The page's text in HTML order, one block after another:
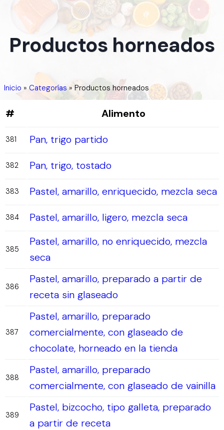
Productos horneados
Inicio » Categorías» Productos horneados
# Alimento
381 Pan, trigo partido
382 Pan, trigo, tostado
383 Pastel, amarillo, enriquecido, mezcla seca
384 Pastel, amarillo, ligero, mezcla seca
385
Pastel, amarillo, no enriquecido, mezcla
seca
386
Pastel, amarillo, preparado a partir de
receta sin glaseado
387
Pastel, amarillo, preparado
comercialmente, con glaseado de
chocolate, horneado en la tienda
388
Pastel, amarillo, preparado
comercialmente, con glaseado de vainilla
389
Pastel, bizcocho, tipo galleta, preparado
a partir de receta